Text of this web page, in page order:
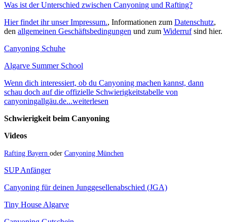
Was ist der Unterschied zwischen Canyoning und Rafting?
Hier findet ihr unser Impressum., Informationen zum Datenschutz,
den allgemeinen Geschäftsbedingungen und zum Widerrufsind hier.
Canyoning Schuhe
Algarve Summer School
Wenn dich interessiert, ob du Canyoning machen kannst, dann
schau doch auf die offizielle Schwierigkeitstabelle von
canyoningallgäu.de...weiterlesen
Schwierigkeit beim Canyoning
Videos
Rafting Bayern oder Canyoning München
SUP Anfänger
Canyoning für deinen Junggesellenabschied (JGA)
Tiny House Algarve